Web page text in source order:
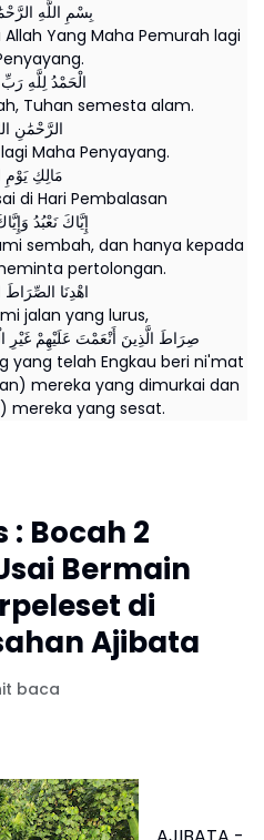
بِسْمِ اللَّهِ
Yang Maha Pemurah lagi
الْحَمْدُ لِلَّهِ رَبِّ
Tuhan semesta alam.
الرَّحْمَٰنِ
Maha Penyayang.
مَالِكِ يَوْمِ
di Hari Pembalasan
إِيَّاكَ نَعْبُدُ
sembah, dan hanya kepada
pertolongan.
اهْدِنَا الصِّرَاطَ
jalan yang lurus,
صِرَاطَ الَّذِينَ أَنْعَمْتَ عَلَيْهِمْ غَيْرِ
yang telah Engkau beri ni'mat
mereka yang dimurkai dan
mereka yang sesat.
: Bocah 2
Bermain
di
Ajibata
baca